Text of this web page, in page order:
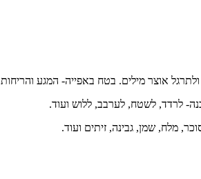
אוצר מילים. בטח באפייה- המגע
לרדד, לשטח, לערבב, ללוש ועוד.
מלח, שמן, גבינה, זיתים ועוד.